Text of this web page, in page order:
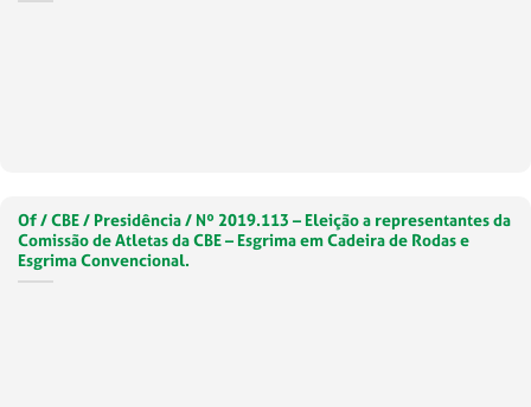
Of / CBE / Presidência / Nº 2019.113 – Eleição a representantes da
Comissão de Atletas da CBE – Esgrima em Cadeira de Rodas e
Esgrima Convencional.